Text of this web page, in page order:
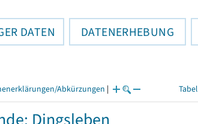
DATEN DATENERHEBUNG
Abkürzungen |